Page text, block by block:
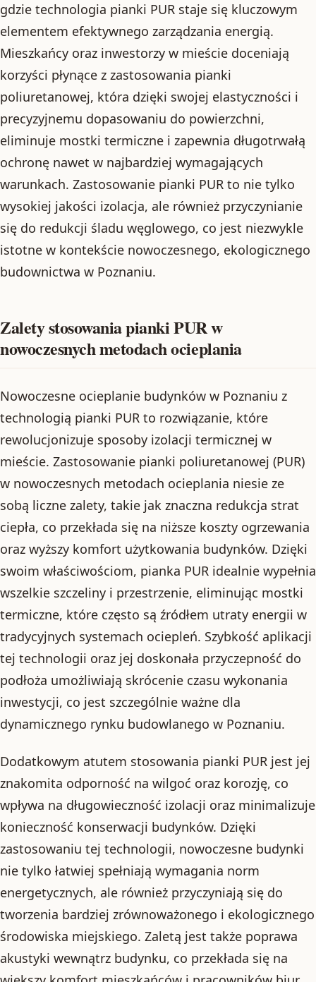
gdzie technologia pianki PUR staje się kluczowym
elementem efektywnego zarządzania energią.
Mieszkańcy oraz inwestorzy w mieście doceniają
korzyści płynące z zastosowania pianki
poliuretanowej, która dzięki swojej elastyczności i
precyzyjnemu dopasowaniu do powierzchni,
eliminuje mostki termiczne i zapewnia długotrwałą
ochronę nawet w najbardziej wymagających
warunkach. Zastosowanie pianki PUR to nie tylko
wysokiej jakości izolacja, ale również przyczynianie
się do redukcji śladu węglowego, co jest niezwykle
istotne w kontekście nowoczesnego, ekologicznego
budownictwa w Poznaniu.
Zalety stosowania pianki PUR w
nowoczesnych metodach ocieplania
Nowoczesne ocieplanie budynków w Poznaniu z
technologią pianki PUR to rozwiązanie, które
rewolucjonizuje sposoby izolacji termicznej w
mieście. Zastosowanie pianki poliuretanowej (PUR)
w nowoczesnych metodach ocieplania niesie ze
sobą liczne zalety, takie jak znaczna redukcja strat
ciepła, co przekłada się na niższe koszty ogrzewania
oraz wyższy komfort użytkowania budynków. Dzięki
swoim właściwościom, pianka PUR idealnie wypełnia
wszelkie szczeliny i przestrzenie, eliminując mostki
termiczne, które często są źródłem utraty energii w
tradycyjnych systemach ociepleń. Szybkość aplikacji
tej technologii oraz jej doskonała przyczepność do
podłoża umożliwiają skrócenie czasu wykonania
inwestycji, co jest szczególnie ważne dla
dynamicznego rynku budowlanego w Poznaniu.
Dodatkowym atutem stosowania pianki PUR jest jej
znakomita odporność na wilgoć oraz korozję, co
wpływa na długowieczność izolacji oraz minimalizuje
konieczność konserwacji budynków. Dzięki
zastosowaniu tej technologii, nowoczesne budynki
nie tylko łatwiej spełniają wymagania norm
energetycznych, ale również przyczyniają się do
tworzenia bardziej zrównoważonego i ekologicznego
środowiska miejskiego. Zaletą jest także poprawa
akustyki wewnątrz budynku, co przekłada się na